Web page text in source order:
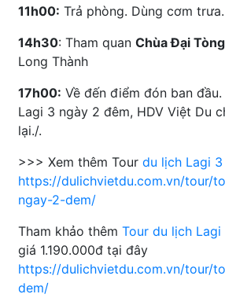
11h00: Trả phòng. Dùng cơm trưa.
14h30: Tham quanChùa Đại
Long Thành
17h00: Về đến điểm đón ban
Lagi 3 ngày 2 đêm, HDV Việt Du
lại./.
>>> Xem thêm Tourdu lịch Lagi
https://dulichvietdu.com.vn/tour/
ngay-2-dem/
Tham khảo thêmTour du lịch
giá 1.190.000đ tại đây
https://dulichvietdu.com.vn/tour/
dem/